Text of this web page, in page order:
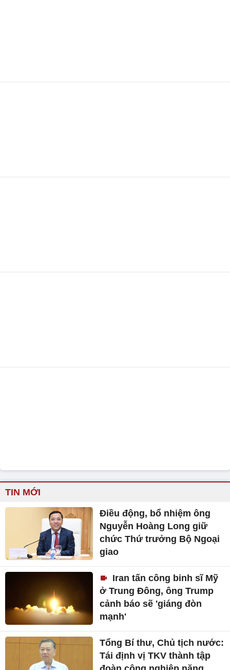
TIN MỚI
Điều động, bổ nhiệm ông
Nguyễn Hoàng Long giữ
chức Thứ trưởng Bộ Ngoại
giao
Iran tấn công binh sĩ Mỹ
ở Trung Đông, ông Trump
cảnh báo sẽ 'giáng đòn
mạnh'
Tổng Bí thư, Chủ tịch nước:
Tái định vị TKV thành tập